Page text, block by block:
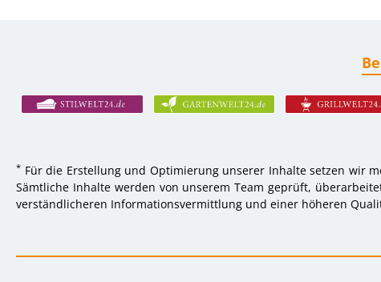
* Für die Erstellung und Optimierung unserer Inhalte setzen wir
Sämtliche Inhalte werden von unserem Team geprüft,
verständlicheren Informationsvermittlung und einer höheren